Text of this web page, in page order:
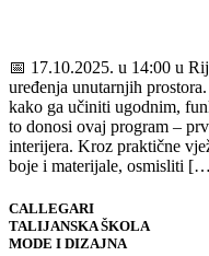
📅 17.10.2025. u 14:00 u
uređenja unutarnjih
kako ga učiniti ugodnim,
to donosi ovaj program –
interijera. Kroz praktične
boje i materijale, osmisliti
CALLEGARI
TALIJANSKA ŠKOLA
MODE I DIZAJNA